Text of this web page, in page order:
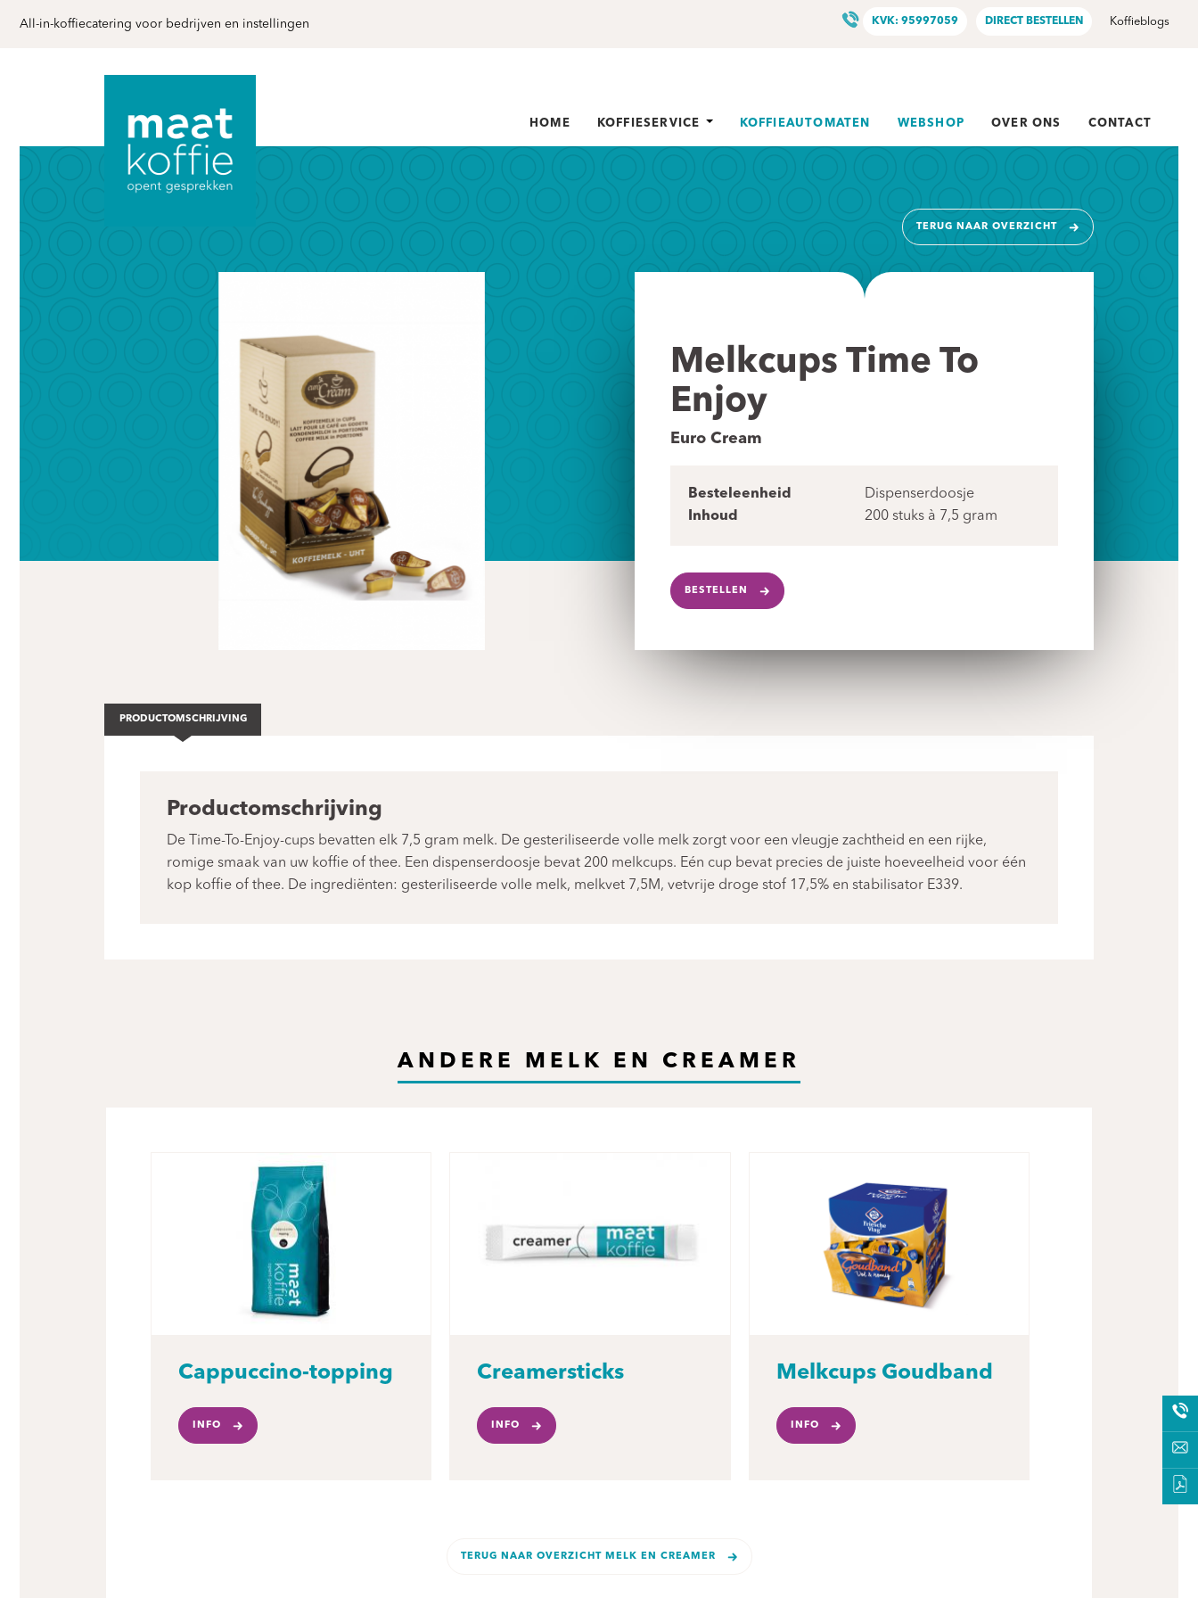
All-in-koffiecatering voor bedrijven en instellingen KVK: 95997059 DIRECT BESTELLEN Koffieblogs
HOME KOFFIESERVICE KOFFIEAUTOMATEN WEBSHOP OVER ONS CONTACT
TERUG NAAR OVERZICHT
Melkcups Time To
Enjoy
Euro Cream
Besteleenheid
Inhoud
Dispenserdoosje
200 stuks à 7,5 gram
BESTELLEN
PRODUCTOMSCHRIJVING
Productomschrijving
De Time-To-Enjoy-cups bevatten elk 7,5 gram melk. De gesteriliseerde volle melk zorgt voor een vleugje zachtheid en een rijke,
romige smaak van uw koffie of thee. Een dispenserdoosje bevat 200 melkcups. Eén cup bevat precies de juiste hoeveelheid voor één
kop koffie of thee. De ingrediënten: gesteriliseerde volle melk, melkvet 7,5M, vetvrije droge stof 17,5% en stabilisator E339.
ANDERE MELK EN CREAMER
Cappuccino-topping
INFO
Creamersticks
INFO
Melkcups Goudband
INFO
TERUG NAAR OVERZICHT MELK EN CREAMER